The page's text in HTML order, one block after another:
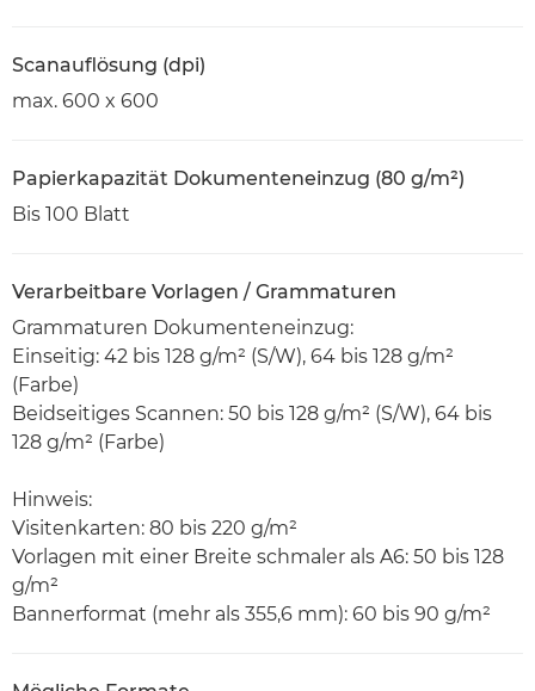
Scanauflösung (dpi)
max. 600 x 600
Papierkapazität Dokumenteneinzug (80 g/m²)
Bis 100 Blatt
Verarbeitbare Vorlagen / Grammaturen
Grammaturen Dokumenteneinzug:
Einseitig: 42 bis 128 g/m² (S/W), 64 bis 128 g/m²
(Farbe)
Beidseitiges Scannen: 50 bis 128 g/m² (S/W), 64 bis
128 g/m² (Farbe)
Hinweis:
Visitenkarten: 80 bis 220 g/m²
Vorlagen mit einer Breite schmaler als A6: 50 bis 128
g/m²
Bannerformat (mehr als 355,6 mm): 60 bis 90 g/m²